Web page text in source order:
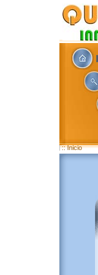
:: Inicio